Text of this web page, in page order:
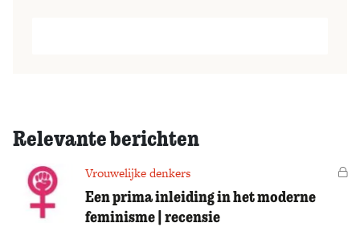
Relevante berichten
Vrouwelijke denkers
Een prima inleiding in het moderne
feminisme | recensie